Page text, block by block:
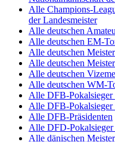
Alle Champions-
der Landesmeister
Alle deutschen
Alle deutschen EM-
Alle deutschen Meister
Alle deutschen
Alle deutschen
Alle deutschen WM-
Alle DFB-Pokalsieger
Alle DFB-Pokalsieger
Alle DFB-Präsidenten
Alle DFD-
Alle dänischen Meister